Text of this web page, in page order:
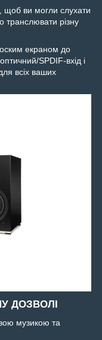
щоб ви могли слухати
транслювати різну
екраном до
SPDIF-вхід і
всіх ваших
ДОЗВОЛІ
музикою та